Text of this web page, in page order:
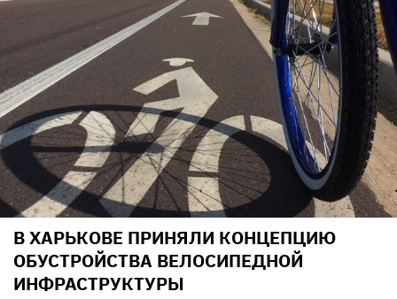
В ХАРЬКОВЕ ПРИНЯЛИ КОНЦЕПЦИЮ
ОБУСТРОЙСТВА ВЕЛОСИПЕДНОЙ
ИНФРАСТРУКТУРЫ